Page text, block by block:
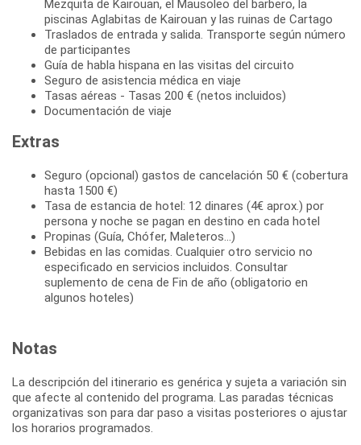
Mezquita de Kairouan, el Mausoleo del barbero, la
piscinas Aglabitas de Kairouan y las ruinas de Cartago
Traslados de entrada y salida. Transporte según número
de participantes
Guía de habla hispana en las visitas del circuito
Seguro de asistencia médica en viaje
Tasas aéreas - Tasas 200 € (netos incluidos)
Documentación de viaje
Extras
Seguro (opcional) gastos de cancelación 50 € (cobertura
hasta 1500 €)
Tasa de estancia de hotel: 12 dinares (4€ aprox.) por
persona y noche se pagan en destino en cada hotel
Propinas (Guía, Chófer, Maleteros...)
Bebidas en las comidas. Cualquier otro servicio no
especificado en servicios incluidos. Consultar
suplemento de cena de Fin de año (obligatorio en
algunos hoteles)
Notas
La descripción del itinerario es genérica y sujeta a variación sin
que afecte al contenido del programa. Las paradas técnicas
organizativas son para dar paso a visitas posteriores o ajustar
los horarios programados.